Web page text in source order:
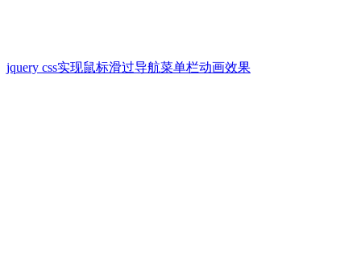
jquery css实现鼠标滑过导航菜单栏动画效果